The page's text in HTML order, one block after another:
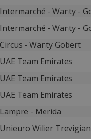
Intermarché - Wanty -
Intermarché - Wanty -
Circus - Wanty Gobert
UAE Team Emirates
UAE Team Emirates
UAE Team Emirates
Lampre - Merida
Unieuro Wilier